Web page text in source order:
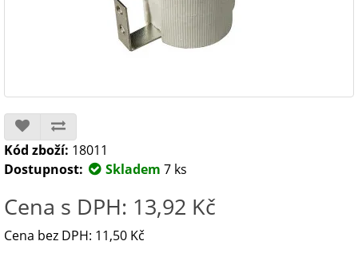
Kód zboží: 18011
Dostupnost:
Skladem 7 ks
Cena s DPH: 13,92 Kč
Cena bez DPH: 11,50 Kč